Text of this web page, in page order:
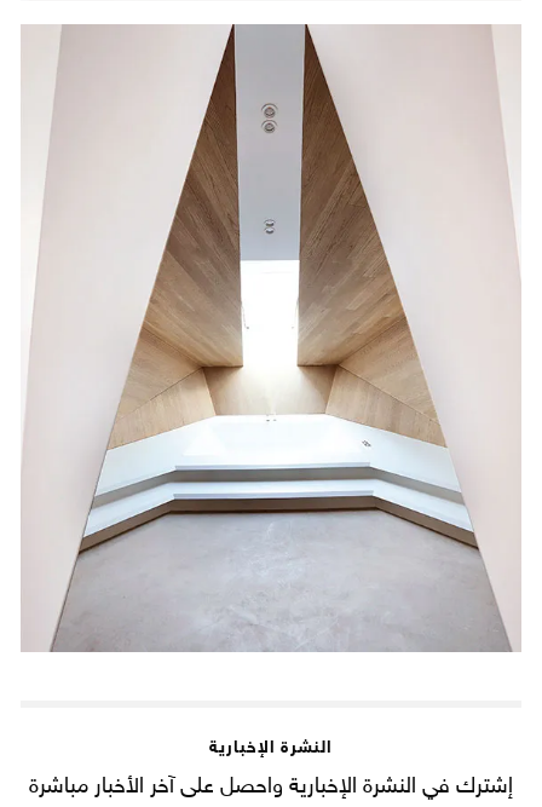
النشرة الإخبارية
إشترك في النشرة الإخبارية واحصل على آخر الأخبار مباشرة